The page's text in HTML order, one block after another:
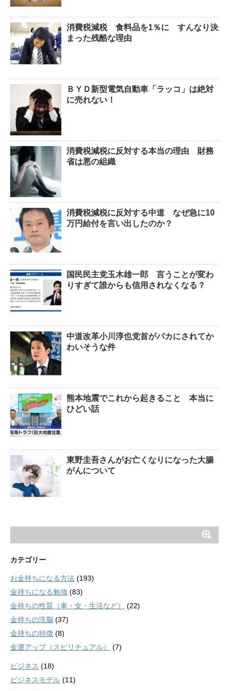
消費税減税 食料品を1％に すんなり決
まった残酷な理由
ＢＹＤ新型電気自動車「ラッコ」は絶対
に売れない！
消費税減税に反対する本当の理由 財務
省は悪の組織
消費税減税に反対する中道 なぜ急に10
万円給付を言い出したのか？
国民民主党玉木雄一郎 言うことが変わ
りすぎて誰からも信用されなくなる？
中道改革小川淳也党首がバカにされてか
わいそうな件
熊本地震でこれから起きること 本当に
ひどい話
東野圭吾さんがお亡くなりになった大腸
がんについて
カテゴリー
お金持ちになる方法 (193)
金持ちになる勉強 (83)
金持ちの性質（車・女・生活など）
(22)
金持ちの洗脳 (37)
金持ちの特徴 (8)
金運アップ（スピリチュアル）
(7)
ビジネス (18)
ビジネスモデル (11)